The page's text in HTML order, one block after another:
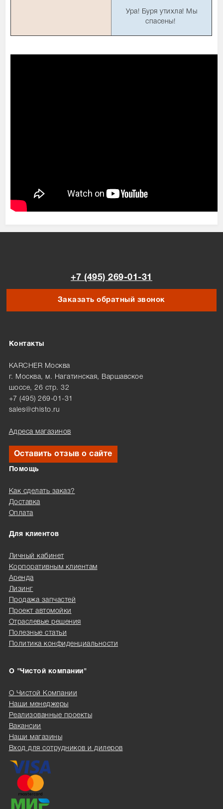
Ура! Буря утихла! Мы
спасены!
+7 (495) 269-01-31
Заказать обратный звонок
Контакты
KARCHER Москва
г. Москва, м. Нагатинская, Варшавское
шоссе, 26 стр. 32
+7 (495) 269-01-31
sales@chisto.ru
Адреса магазинов
Оставить отзыв о сайте
Помощь
Как сделать заказ?
Доставка
Оплата
Для клиентов
Личный кабинет
Корпоративным клиентам
Аренда
Лизинг
Продажа запчастей
Проект автомойки
Отраслевые решения
Полезные статьи
Политика конфиденциальности
О "Чистой компании"
О Чистой Компании
Наши менеджеры
Реализованные проекты
Вакансии
Наши магазины
Вход для сотрудников и дилеров